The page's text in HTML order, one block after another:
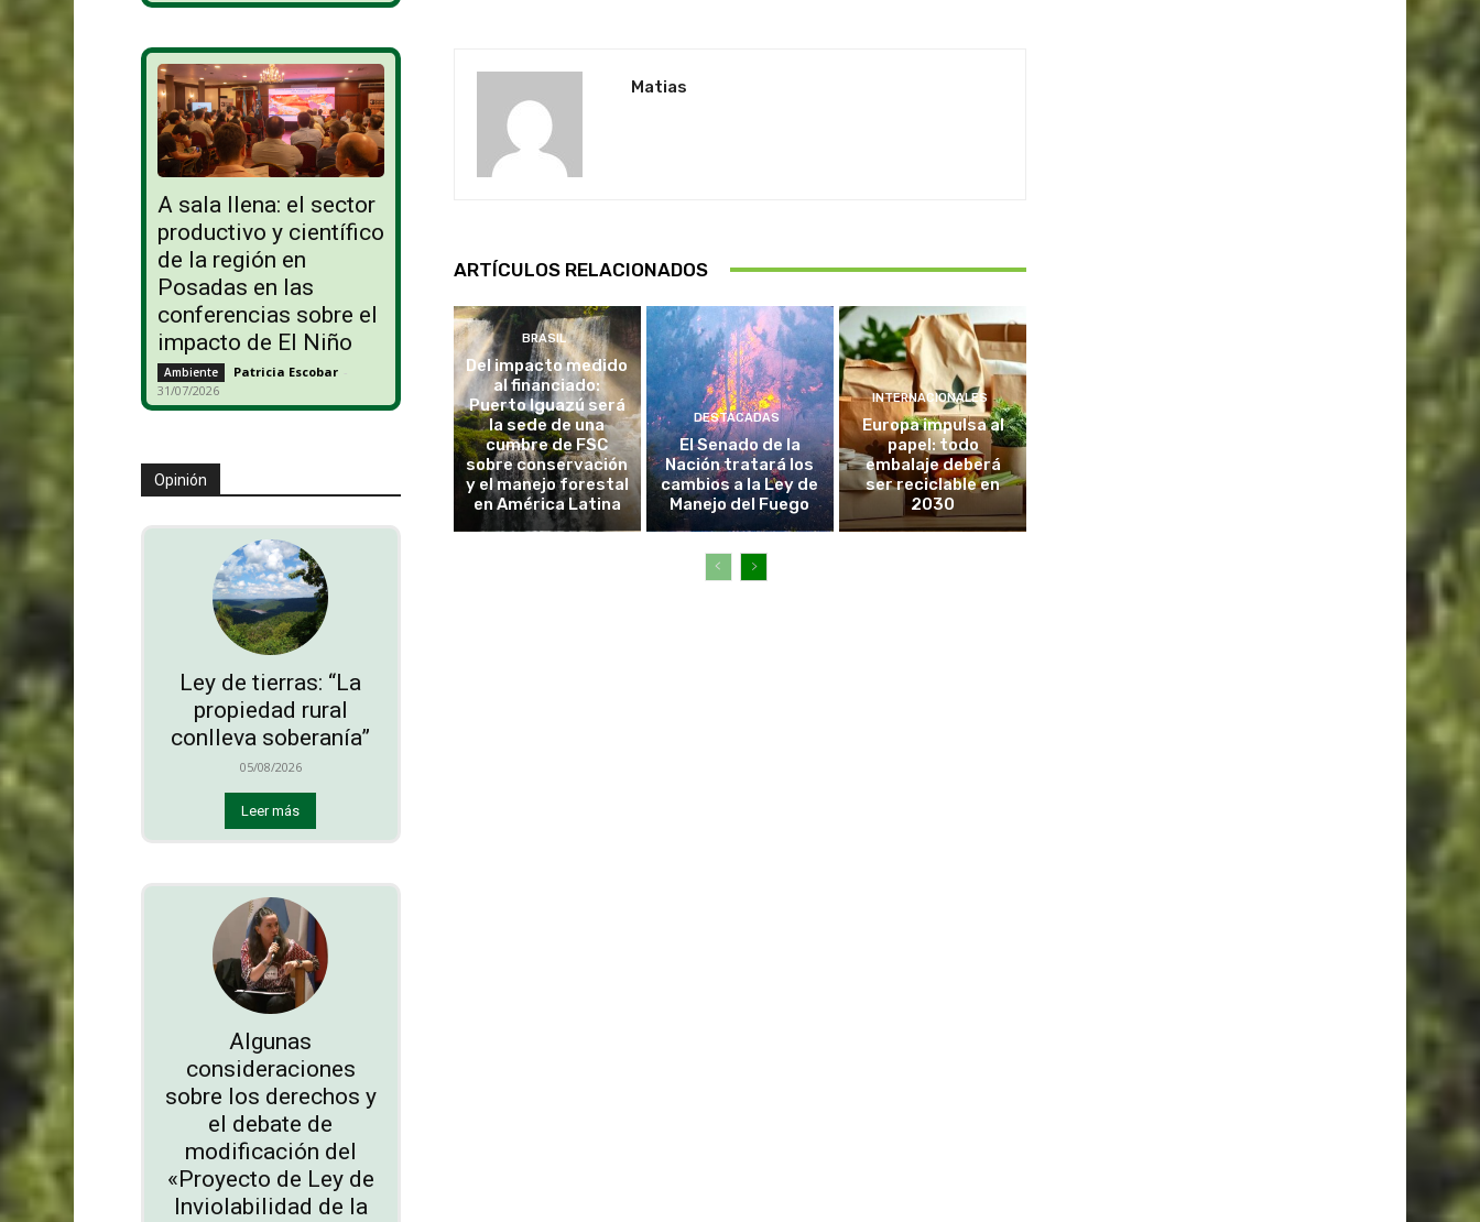
A sala llena: el sector
productivo y científico
de la región en
Posadas en las
conferencias sobre el
impacto de El Niño
Ambiente Patricia Escobar -
31/07/2026
Opinión
Ley de tierras: “La
propiedad rural
conlleva soberanía”
05/08/2026
Leer más
Algunas
consideraciones
sobre los derechos y
el debate de
modificación del
«Proyecto de Ley de
Inviolabilidad de la
Matias
ARTÍCULOS RELACIONADOS
BRASIL
Del impacto medido
al financiado:
Puerto Iguazú será
la sede de una
cumbre de FSC
sobre conservación
y el manejo forestal
en América Latina
DESTACADAS
El Senado de la
Nación tratará los
cambios a la Ley de
Manejo del Fuego
INTERNACIONALES
Europa impulsa al
papel: todo
embalaje deberá
ser reciclable en
2030